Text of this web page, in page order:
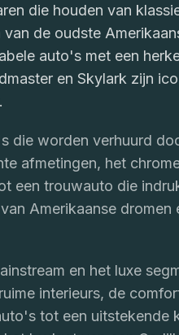
die houden van
de oudste
auto's met een
en Skylark zijn
die worden verhuurd
afmetingen, het
een trouwauto die
Amerikaanse dromen
en het luxe
interieurs, de
tot een uitstekende